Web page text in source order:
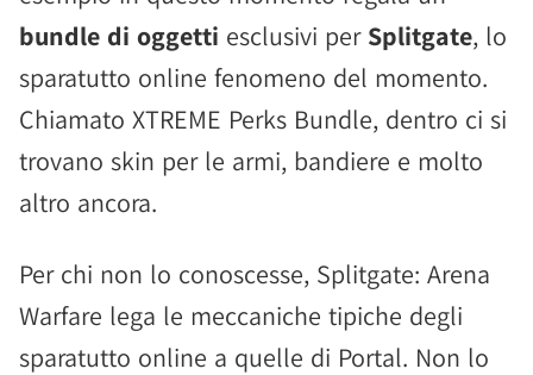
bundle di oggetti esclusivi per Splitgate, lo
sparatutto online fenomeno del momento.
Chiamato XTREME Perks Bundle, dentro ci si
trovano skin per le armi, bandiere e molto
altro ancora.
Per chi non lo conoscesse, Splitgate: Arena
Warfare lega le meccaniche tipiche degli
sparatutto online a quelle di Portal. Non lo